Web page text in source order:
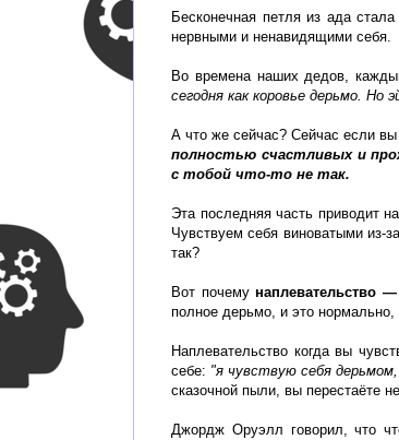
Бесконечная петля из ада
нервными и ненавидящими себя.
Во времена наших дедов,
сегодня как коровье дерьмо.
А что же сейчас? Сейчас если
полностью счастливых и
с тобой что-то не так.
Эта последняя часть приводит
Чувствуем себя виноватыми из-
так?
Вот почемунаплевательство
полное дерьмо, и это
Наплевательство когда вы
себе: "я чувствую себя
сказочной пыли, вы перестаёте
Джордж Оруэлл говорил, что